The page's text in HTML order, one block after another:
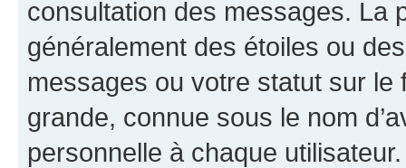
consultation des messages. La
généralement des étoiles ou
messages ou votre statut sur
grande, connue sous le nom
personnelle à chaque utilisateur.